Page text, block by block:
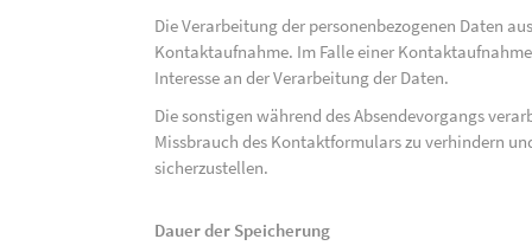
Die Verarbeitung der personenbezogenen Daten
Kontaktaufnahme. Im Falle einer
Interesse an der Verarbeitung der Daten.
Die sonstigen während des Absendevorgangs
Missbrauch des Kontaktformulars zu verhindern
sicherzustellen.
Dauer der Speicherung